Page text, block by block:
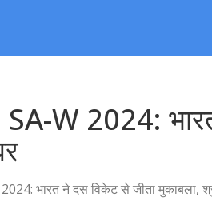
W 2024:
भारत ने दस विकेट से जीता मुकाबला,